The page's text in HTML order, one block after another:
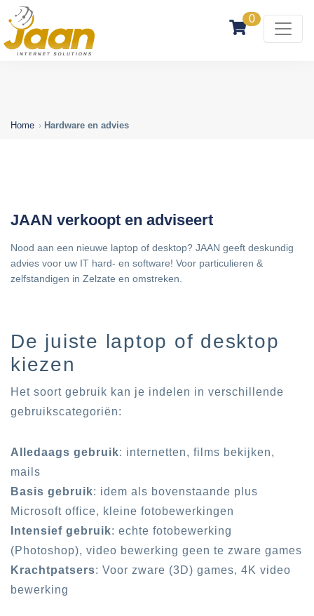
0
Home Hardware en advies
JAAN verkoopt en adviseert
Nood aan een nieuwe laptop of desktop? JAAN geeft deskundig
advies voor uw IT hard- en software! Voor particulieren &
zelfstandigen in Zelzate en omstreken.
De juiste laptop of desktop
kiezen
Het soort gebruik kan je indelen in verschillende
gebruikscategoriën:
Alledaags gebruik: internetten, films bekijken,
mails
Basis gebruik: idem als bovenstaande plus
Microsoft office, kleine fotobewerkingen
Intensief gebruik: echte fotobewerking
(Photoshop), video bewerking geen te zware games
Krachtpatsers: Voor zware (3D) games, 4K video
bewerking